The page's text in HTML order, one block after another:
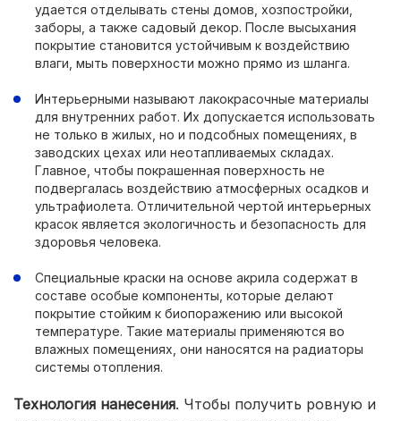
удается отделывать стены домов, хозпостройки,
заборы, а также садовый декор. После высыхания
покрытие становится устойчивым к воздействию
влаги, мыть поверхности можно прямо из шланга.
Интерьерными называют лакокрасочные материалы
для внутренних работ. Их допускается использовать
не только в жилых, но и подсобных помещениях, в
заводских цехах или неотапливаемых складах.
Главное, чтобы покрашенная поверхность не
подвергалась воздействию атмосферных осадков и
ультрафиолета. Отличительной чертой интерьерных
красок является экологичность и безопасность для
здоровья человека.
Специальные краски на основе акрила содержат в
составе особые компоненты, которые делают
покрытие стойким к биопоражению или высокой
температуре. Такие материалы применяются во
влажных помещениях, они наносятся на радиаторы
системы отопления.
Технология нанесения. Чтобы получить ровную и